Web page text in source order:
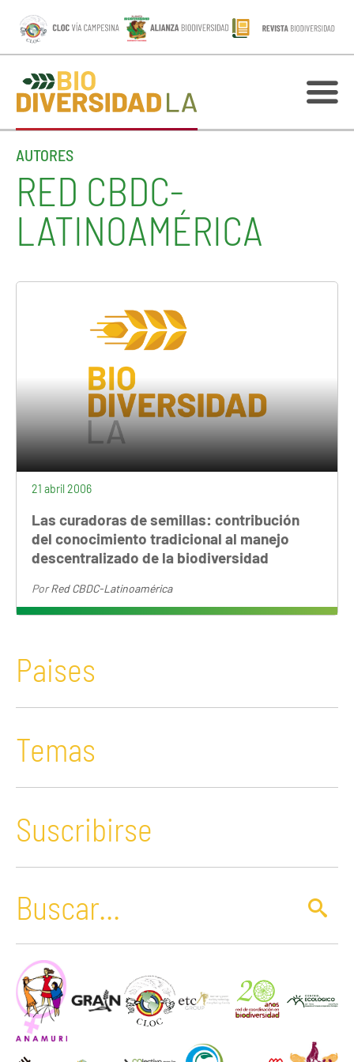
AUTORES
RED CBDC-
LATINOAMÉRICA
21 abril 2006
Las curadoras de semillas: contribución
del conocimiento tradicional al manejo
descentralizado de la biodiversidad
PorRed CBDC-Latinoamérica
Paises
Temas
Suscribirse